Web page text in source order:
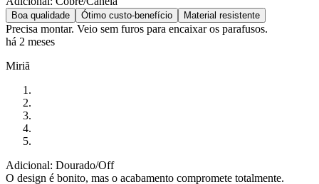
Boa qualidade Ótimo custo-benefício Material resistente
Precisa montar. Veio sem furos para encaixar os parafusos.
há 2 meses
Miriã
Adicional: Dourado/Off
O design é bonito, mas o acabamento compromete totalmente.